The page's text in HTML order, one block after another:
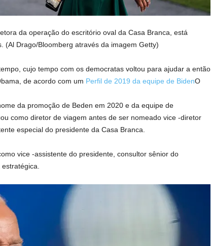
da operação do escritório oval da Casa Branca, está
(Al Drago/Bloomberg através da imagem Getty)
cujo tempo com os democratas voltou para ajudar a então
de acordo com um Perfil de 2019 da equipe de BidenO
da promoção de Beden em 2020 e da equipe de
como diretor de viagem antes de ser nomeado vice -diretor
especial do presidente da Casa Branca.
vice -assistente do presidente, consultor sênior do